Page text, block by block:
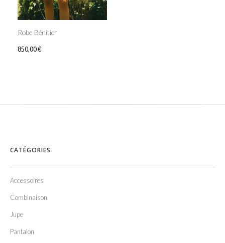
Robe Bénitier
850,00€
CATÉGORIES
Accessoires
Combinaison
Jupe
Pantalon